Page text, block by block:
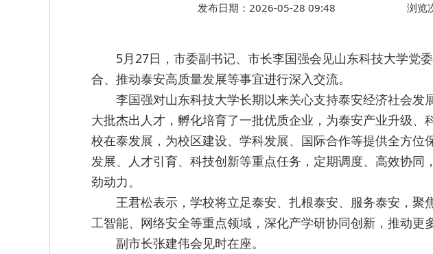
发布日期：2026-05-28 09:48 浏览
5月27日，市委副书记、市长李国强会见山东科技大学党
合、推动泰安高质量发展等事宜进行深入交流。
李国强对山东科技大学长期以来关心支持泰安经济社会
大批杰出人才，孵化培育了一批优质企业，为泰安产业升级
校在泰发展，为校区建设、学科发展、国际合作等提供全方
发展、人才引育、科技创新等重点任务，定期调度、高效协
劲动力。
王君松表示，学校将立足泰安、扎根泰安、服务泰安，
工智能、网络安全等重点领域，深化产学研协同创新，推动更
副市长张建伟会见时在座。